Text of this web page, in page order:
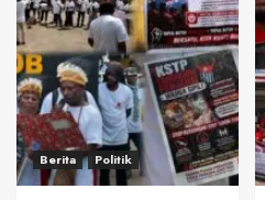
Berita Politik